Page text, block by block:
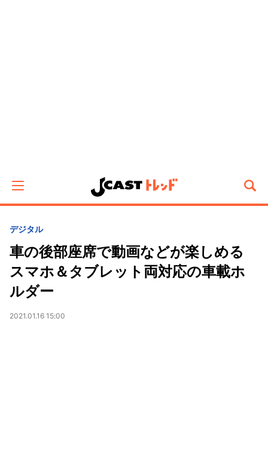
デジタル
車の後部座席で動画などが楽しめる
スマホ＆タブレット両対応の車載ホ
ルダー
2021.01.16 15:00